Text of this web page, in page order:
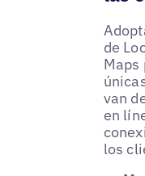
de
Maps
van
en
los